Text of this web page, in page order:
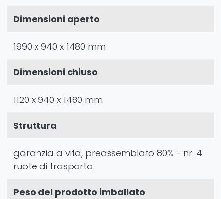
Dimensioni aperto
1990 x 940 x 1480 mm
Dimensioni chiuso
1120 x 940 x 1480 mm
Struttura
garanzia a vita, preassemblato 80% - nr. 4
ruote di trasporto
Peso del prodotto imballato